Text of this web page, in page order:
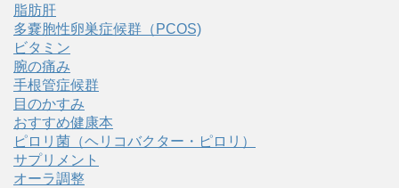
脂肪肝
多嚢胞性卵巣症候群（PCOS)
ビタミン
腕の痛み
手根管症候群
目のかすみ
おすすめ健康本
ピロリ菌（ヘリコバクター・ピロリ）
サプリメント
オーラ調整